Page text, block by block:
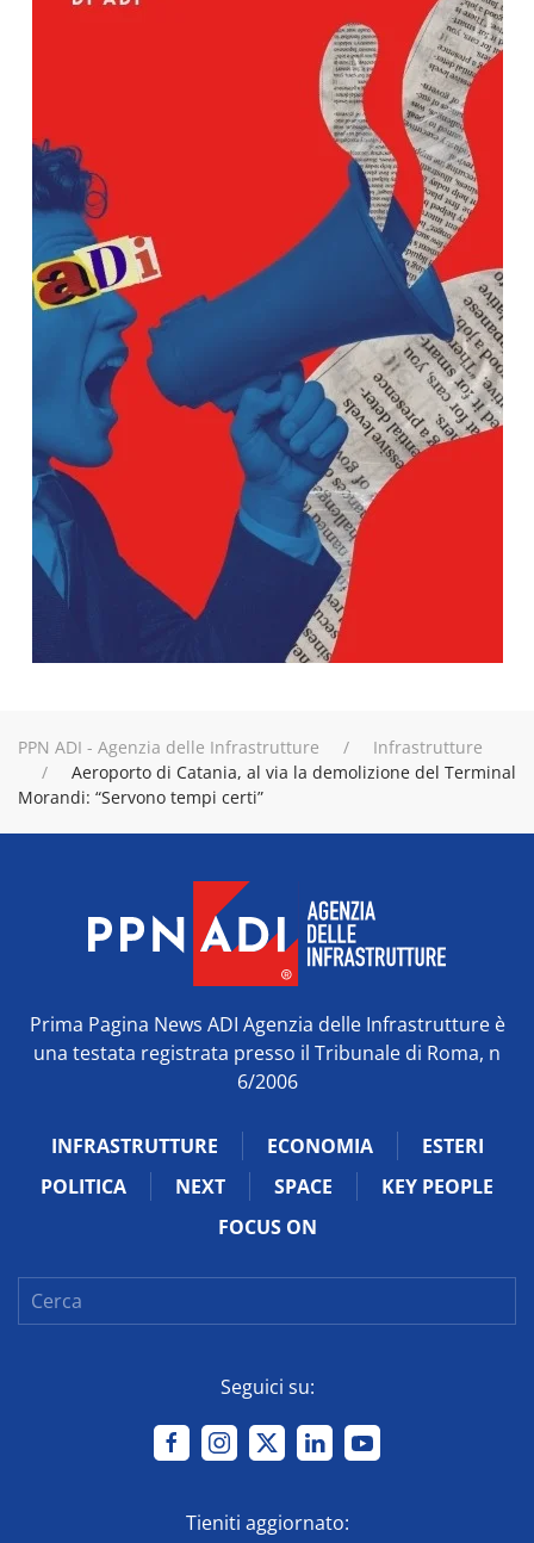
PPN ADI - Agenzia delle Infrastrutture
Infrastrutture
Aeroporto di Catania, al via la demolizione del Terminal
Morandi: “Servono tempi certi”
Prima Pagina News ADI Agenzia delle Infrastrutture è
una testata registrata presso il Tribunale di Roma, n
6/2006
INFRASTRUTTURE ECONOMIA
ESTERI
POLITICA
NEXT SPACE
KEY PEOPLE
FOCUS ON
Seguici su:
Tieniti aggiornato: